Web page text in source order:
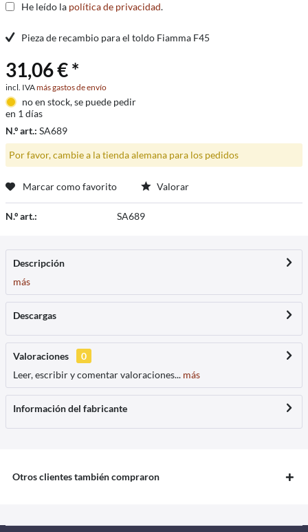
He leído la política de privacidad.
Pieza de recambio para el toldo Fiamma F45
31,06 € *
incl. IVAmás gastos de envío
no en stock, se puede pedir
en 1 días
N.º art.: SA689
Por favor, cambie a la tienda alemana para los pedidos
Marcar como favorito Valorar
N.º art.: SA689
Descripción
más
Descargas
Valoraciones
0
Leer, escribir y comentar valoraciones... más
Información del fabricante
Otros clientes también compraron